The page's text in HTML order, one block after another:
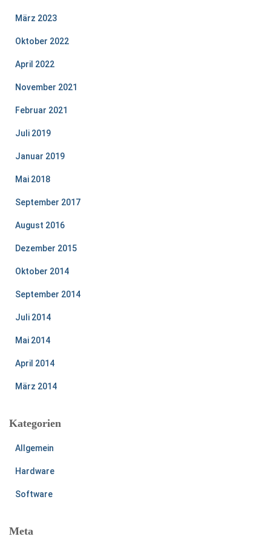
März 2023
Oktober 2022
April 2022
November 2021
Februar 2021
Juli 2019
Januar 2019
Mai 2018
September 2017
August 2016
Dezember 2015
Oktober 2014
September 2014
Juli 2014
Mai 2014
April 2014
März 2014
Kategorien
Allgemein
Hardware
Software
Meta